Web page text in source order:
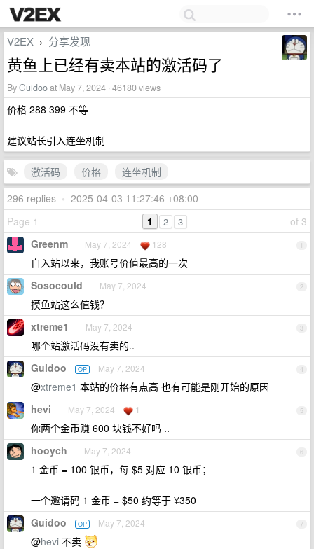
V2EX › 分享发现
黄鱼上已经有卖本站的激活码了
ByGuidooat May 7, 2024 · 46180 views
价格 288 399 不等
建议站长引入连坐机制
激活码 价格
连坐机制
296 replies • 2025-04-03 11:27:46 +08:00
Page 1
of 3
1 2 3
1
Greenm May 7, 2024 128
自入站以来，我账号价值最高的一次
2
Sosocould May 7, 2024
摸鱼站这么值钱？
3
xtreme1 May 7, 2024
哪个站激活码没有卖的..
4
Guidoo OP May 7, 2024
@xtreme1 本站的价格有点高 也有可能是刚开始的原因
5
hevi May 7, 2024 1
你两个金币赚 600 块钱不好吗 ..
6
hooych May 7, 2024
1 金币 = 100 银币，每 $5 对应 10 银币；
一个邀请码 1 金币 = $50 约等于 ¥350
7
Guidoo OP May 7, 2024
@hevi 不卖